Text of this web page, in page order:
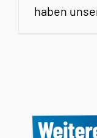
haben